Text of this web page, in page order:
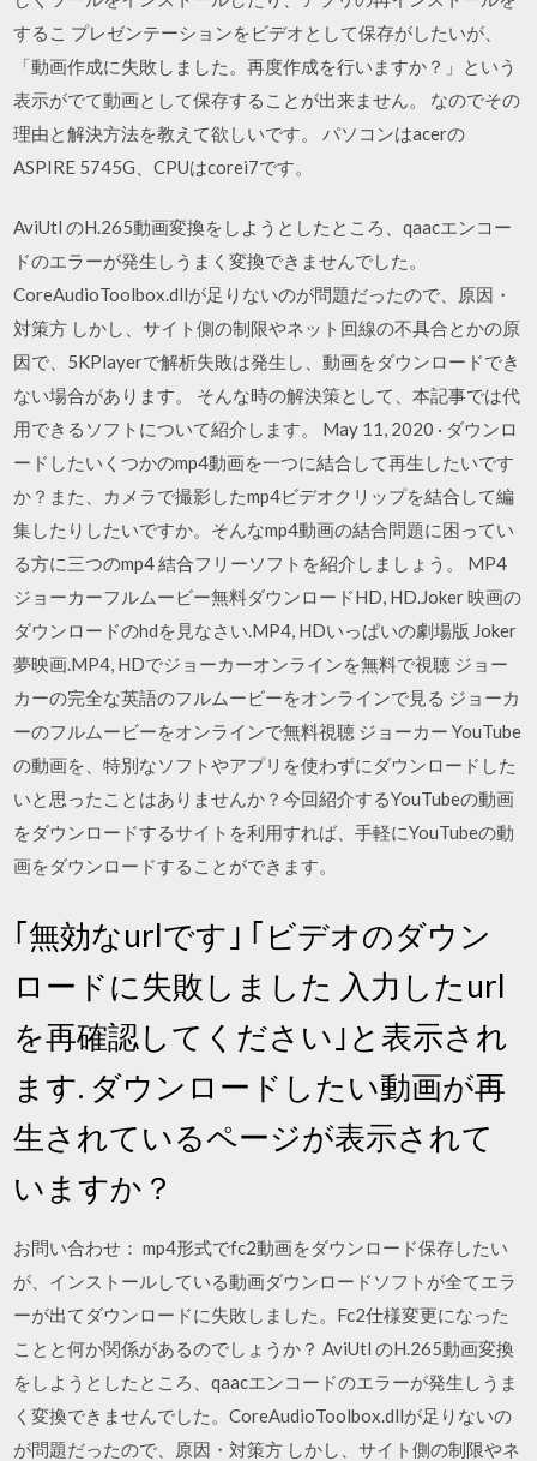
するこ プレゼンテーションをビデオとして保存がしたいが、
「動画作成に失敗しました。再度作成を行いますか？」という
表示がでて動画として保存することが出来ません。 なのでその
理由と解決方法を教えて欲しいです。 パソコンはacerの
ASPIRE 5745G、CPUはcorei7です。
AviUtl のH.265動画変換をしようとしたところ、qaacエンコー
ドのエラーが発生しうまく変換できませんでした。
CoreAudioToolbox.dllが足りないのが問題だったので、原因・
対策方 しかし、サイト側の制限やネット回線の不具合とかの原
因で、5KPlayerで解析失敗は発生し、動画をダウンロードでき
ない場合があります。 そんな時の解決策として、本記事では代
用できるソフトについて紹介します。 May 11, 2020 · ダウンロ
ードしたいくつかのmp4動画を一つに結合して再生したいです
か？また、カメラで撮影したmp4ビデオクリップを結合して編
集したりしたいですか。そんなmp4動画の結合問題に困ってい
る方に三つのmp4 結合フリーソフトを紹介しましょう。 MP4
ジョーカーフルムービー無料ダウンロードHD, HD.Joker 映画の
ダウンロードのhdを見なさい.MP4, HDいっぱいの劇場版 Joker
夢映画.MP4, HDでジョーカーオンラインを無料で視聴 ジョー
カーの完全な英語のフルムービーをオンラインで見る ジョーカ
ーのフルムービーをオンラインで無料視聴 ジョーカー YouTube
の動画を、特別なソフトやアプリを使わずにダウンロードした
いと思ったことはありませんか？今回紹介するYouTubeの動画
をダウンロードするサイトを利用すれば、手軽にYouTubeの動
画をダウンロードすることができます。
｢無効なurlです｣ ｢ビデオのダウン
ロードに失敗しました 入力したurl
を再確認してください｣と表示され
ます. ダウンロードしたい動画が再
生されているページが表示されて
いますか？
お問い合わせ： mp4形式でfc2動画をダウンロード保存したい
が、インストールしている動画ダウンロードソフトが全てエラ
ーが出てダウンロードに失敗しました。Fc2仕様変更になった
ことと何か関係があるのでしょうか？ AviUtl のH.265動画変換
をしようとしたところ、qaacエンコードのエラーが発生しうま
く変換できませんでした。CoreAudioToolbox.dllが足りないの
が問題だったので、原因・対策方 しかし、サイト側の制限やネ